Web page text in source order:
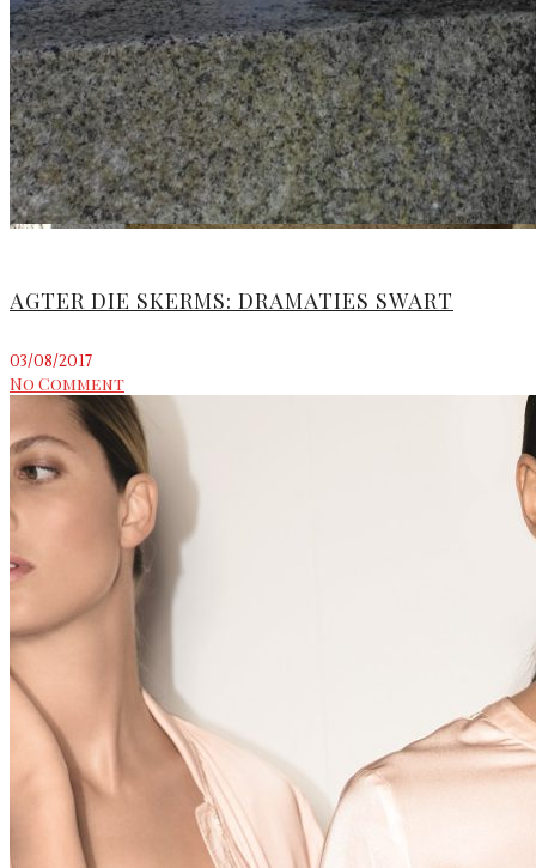
AGTER DIE SKERMS: DRAMATIES SWART
03/08/2017
No Comment